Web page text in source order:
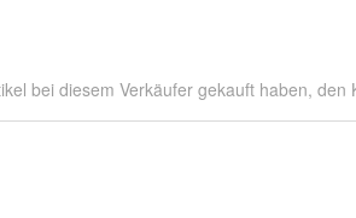
bei diesem Verkäufer gekauft haben, den